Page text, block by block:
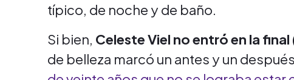
típico, de noche y de baño.
Si bien, Celeste Viel no entró en la final
de belleza marcó un antes y un